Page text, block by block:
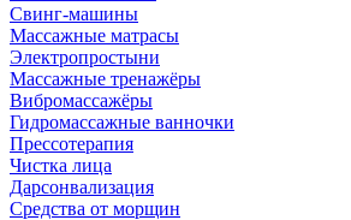
Свинг-машины
Массажные матрасы
Электропростыни
Массажные тренажёры
Вибромассажёры
Гидромассажные ванночки
Прессотерапия
Чистка лица
Дарсонвализация
Средства от морщин